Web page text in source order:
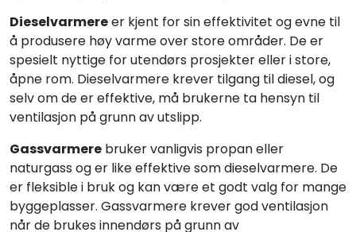
Dieselvarmereer kjent for sin effektivitet og evne til
å produsere høy varme over store områder. De er
spesielt nyttige for utendørs prosjekter eller i store,
åpne rom. Dieselvarmere krever tilgang til diesel, og
selv om de er effektive, må brukerne ta hensyn til
ventilasjon på grunn av utslipp.
Gassvarmere bruker vanligvis propan eller
naturgass og er like effektive som dieselvarmere. De
er fleksible i bruk og kan være et godt valg for mange
byggeplasser. Gassvarmere krever god ventilasjon
når de brukes innendørs på grunn av